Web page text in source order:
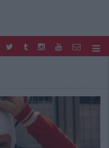
SHOP
TIPPJÁTÉK
PONTÁLLÁSOK